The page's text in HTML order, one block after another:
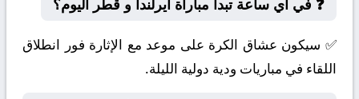
❓ في أي ساعة تبدأ مباراة أيرلندا و قطر اليوم؟
✅ سيكون عشاق الكرة على موعد مع الإثارة فور انطلاق
اللقاء في مباريات ودية دولية الليلة.